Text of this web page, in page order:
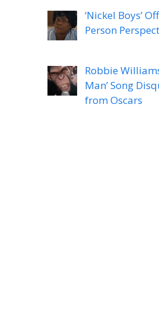
‘Nickel Boys’
Person
Robbie
Man’ Song
from Oscars